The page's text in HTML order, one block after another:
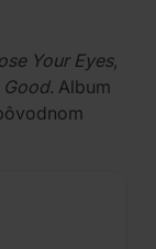
Your Eyes,
Good. Album